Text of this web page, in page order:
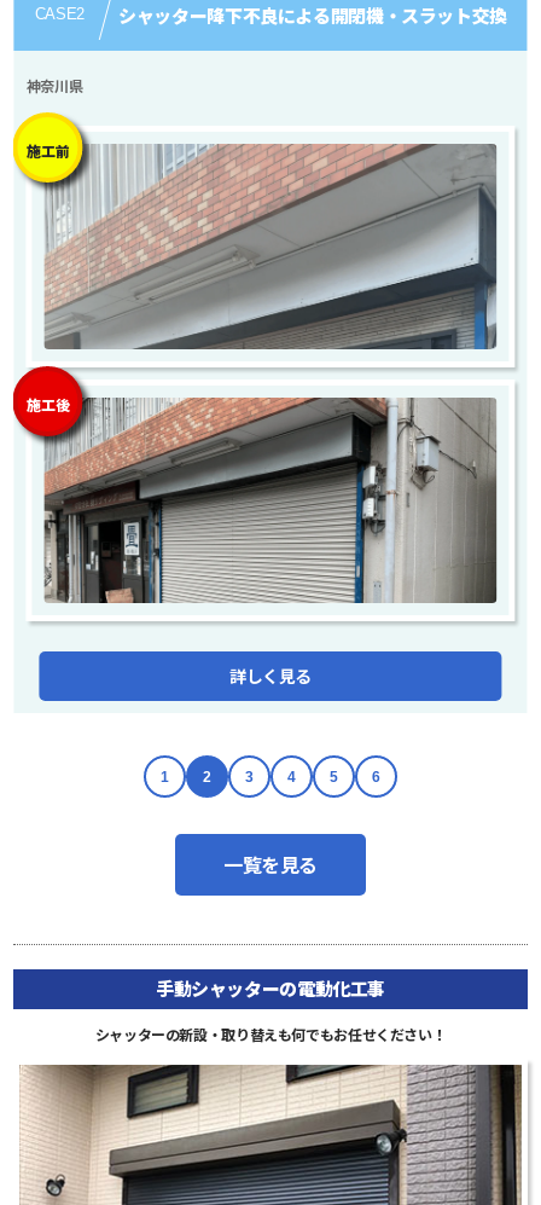
CASE2 シャッター降下不良による開閉機・スラット交換
神奈川県
施工前
施工後
詳しく見る
1 2 3 4 5 6
一覧を見る
手動シャッターの電動化工事
シャッターの新設・取り替えも何でもお任せください！